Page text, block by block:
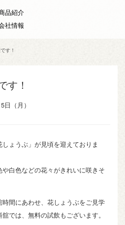
品紹介
社情報
す！
す！
日（月）
ょうぶ」が見頃を迎えておりま
白色などの花々がきれいに咲きそ
時間にあわせ、花しょうぶをご見学
では、無料の試飲もございます。